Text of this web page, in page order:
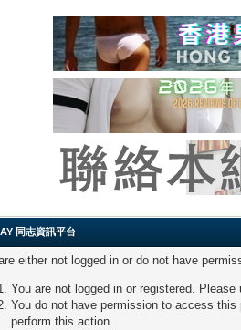
同志資訊平台
either not logged in or do not have
You are not logged in or registered.
You do not have permission to access
perform this action.